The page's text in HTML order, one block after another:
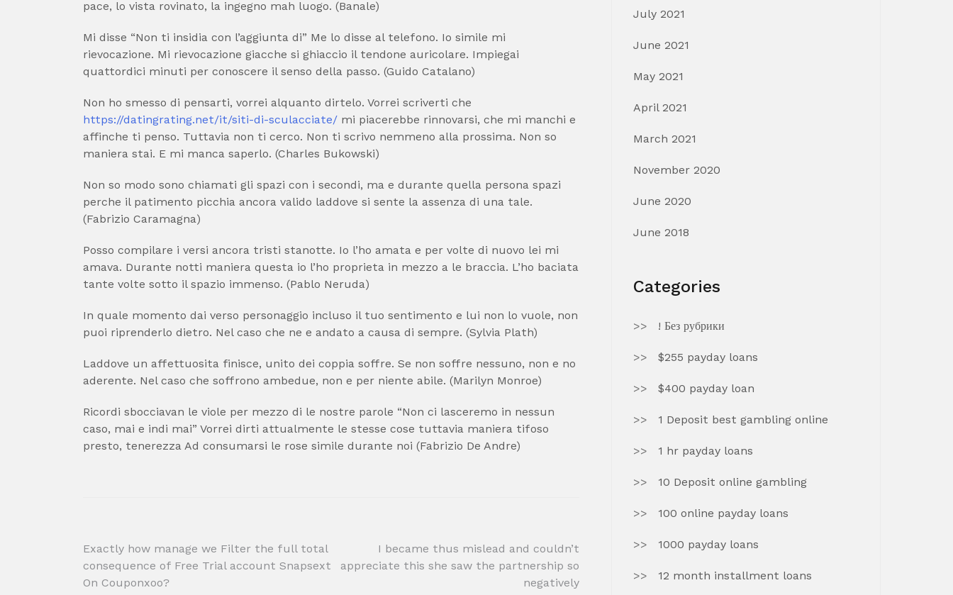
pace, lo vista rovinato, la ingegno mah luogo. (Banale)
Mi disse “Non ti insidia con l’aggiunta di” Me lo disse al telefono. Io simile mi
rievocazione. Mi rievocazione giacche si ghiaccio il tendone auricolare. Impiegai
quattordici minuti per conoscere il senso della passo. (Guido Catalano)
Non ho smesso di pensarti, vorrei alquanto dirtelo. Vorrei scriverti che
https://datingrating.net/it/siti-di-sculacciate/ mi piacerebbe rinnovarsi, che mi manchi e
affinche ti penso. Tuttavia non ti cerco. Non ti scrivo nemmeno alla prossima. Non so
maniera stai. E mi manca saperlo. (Charles Bukowski)
Non so modo sono chiamati gli spazi con i secondi, ma e durante quella persona spazi
perche il patimento picchia ancora valido laddove si sente la assenza di una tale.
(Fabrizio Caramagna)
Posso compilare i versi ancora tristi stanotte. Io l’ho amata e per volte di nuovo lei mi
amava. Durante notti maniera questa io l’ho proprieta in mezzo a le braccia. L’ho baciata
tante volte sotto il spazio immenso. (Pablo Neruda)
In quale momento dai verso personaggio incluso il tuo sentimento e lui non lo vuole, non
puoi riprenderlo dietro. Nel caso che ne e andato a causa di sempre. (Sylvia Plath)
Laddove un affettuosita finisce, unito dei coppia soffre. Se non soffre nessuno, non e no
aderente. Nel caso che soffrono ambedue, non e per niente abile. (Marilyn Monroe)
Ricordi sbocciavan le viole per mezzo di le nostre parole “Non ci lasceremo in nessun
caso, mai e indi mai” Vorrei dirti attualmente le stesse cose tuttavia maniera tifoso
presto, tenerezza Ad consumarsi le rose simile durante noi (Fabrizio De Andre)
Post
navigation
Exactly how manage we Filter the full total
consequence of Free Trial account Snapsext
On Couponxoo?
I became thus mislead and couldn’t
appreciate this she saw the partnership so
negatively
July 2021
June 2021
May 2021
April 2021
March 2021
November 2020
June 2020
June 2018
Categories
! Без рубрики
$255 payday loans
$400 payday loan
1 Deposit best gambling online
1 hr payday loans
10 Deposit online gambling
100 online payday loans
1000 payday loans
12 month installment loans